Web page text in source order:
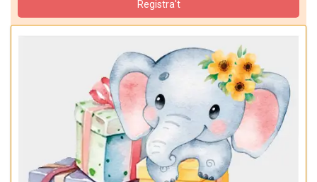
Registra't